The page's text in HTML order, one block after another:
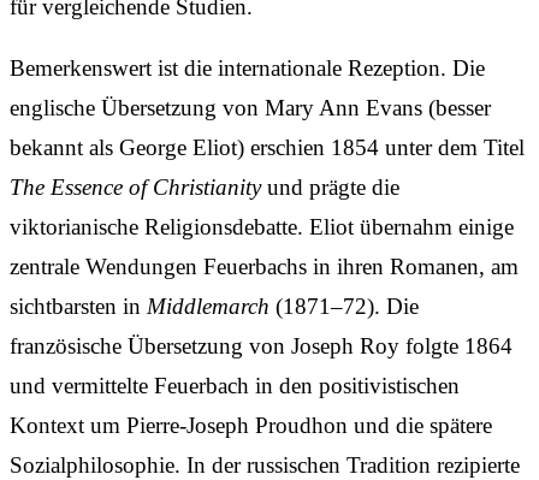
für vergleichende Studien.
Bemerkenswert ist die internationale Rezeption. Die
englische Übersetzung von Mary Ann Evans (besser
bekannt als George Eliot) erschien 1854 unter dem Titel
The Essence of Christianityund prägte die
viktorianische Religionsdebatte. Eliot übernahm einige
zentrale Wendungen Feuerbachs in ihren Romanen, am
sichtbarsten in Middlemarch (1871–72). Die
französische Übersetzung von Joseph Roy folgte 1864
und vermittelte Feuerbach in den positivistischen
Kontext um Pierre-Joseph Proudhon und die spätere
Sozialphilosophie. In der russischen Tradition rezipierte